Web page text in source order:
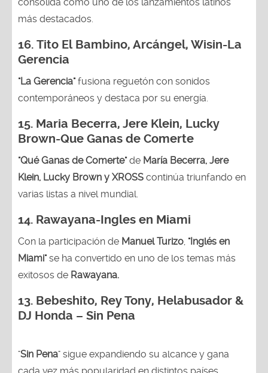
más destacados.
Gerencia
contemporáneos y destaca por su energía.
Brown-Que Ganas de Comerte
Klein, Lucky Brown y XROSScontinúa triunfando en
varias listas a nivel mundial.
Con la participación de
Miami" se ha convertido en uno de los temas más
exitosos deRawayana.
DJ Honda – Sin Pena
cada vez más popularidad en distintos países.